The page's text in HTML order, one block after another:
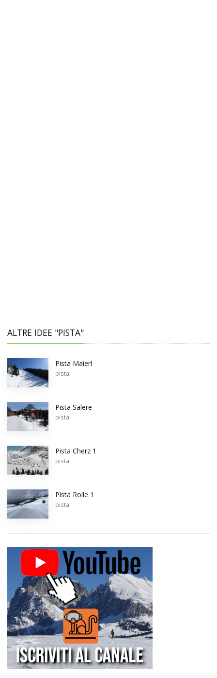
ALTRE IDEE "PISTA"
Pista Maierl
pista
Pista Salere
pista
Pista Cherz 1
pista
Pista Rolle 1
pista